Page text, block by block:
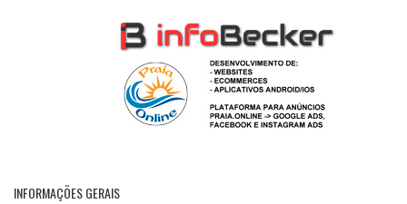
INFORMAÇÕES GERAIS